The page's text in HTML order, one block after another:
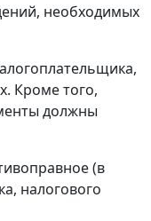
необходимых
. Кроме того,
должны
(в
налогового